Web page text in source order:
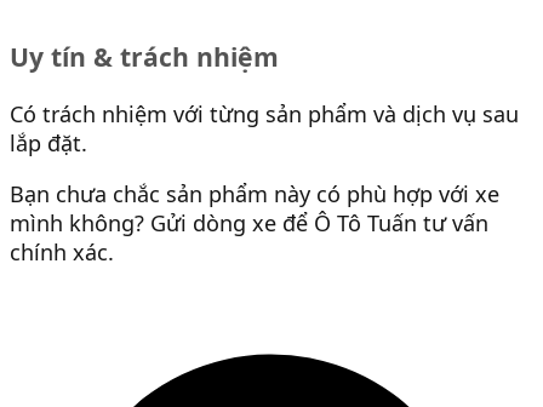
Uy tín & trách nhiệm
Có trách nhiệm với từng sản phẩm và dịch vụ sau
lắp đặt.
Bạn chưa chắc sản phẩm này có phù hợp với xe
mình không? Gửi dòng xe để Ô Tô Tuấn tư vấn
chính xác.